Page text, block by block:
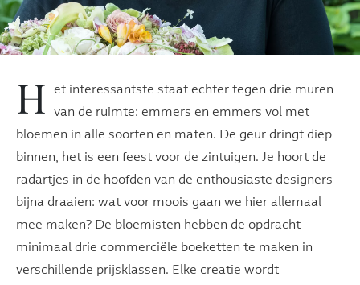
H
et interessantste staat echter tegen drie muren
van de ruimte: emmers en emmers vol met
bloemen in alle soorten en maten. De geur dringt diep
binnen, het is een feest voor de zintuigen. Je hoort de
radartjes in de hoofden van de enthousiaste designers
bijna draaien: wat voor moois gaan we hier allemaal
mee maken? De bloemisten hebben de opdracht
minimaal drie commerciële boeketten te maken in
verschillende prijsklassen. Elke creatie wordt